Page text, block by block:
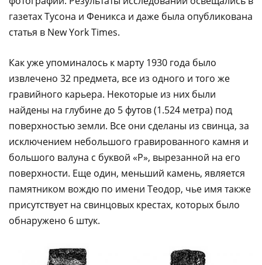
газетах Тусона и Феникса и даже была опубликована
статья в New York Times.
Как уже упоминалось к марту 1930 года было
извлечено 32 предмета, все из одного и того же
гравийного карьера. Некоторые из них были
найдены на глубине до 5 футов (1.524 метра) под
поверхностью земли. Все они сделаны из свинца, за
исключением небольшого гравированного камня и
большого валуна с буквой «Р», вырезанной на его
поверхности. Еще один, меньший камень, является
памятником вождю по имени Теодор, чье имя также
присутствует на свинцовых крестах, которых было
обнаружено 6 штук.